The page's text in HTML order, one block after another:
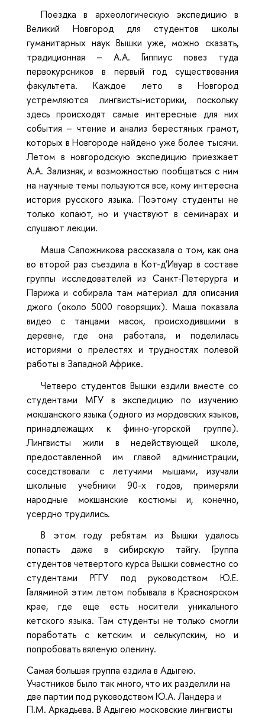
Поездка в археологическую экспедицию в
Великий Новгород для студентов школы
гуманитарных наук Вышки уже, можно сказать,
традиционная – А.А. Гиппиус повез туда
первокурсников в первый год существования
факультета. Каждое лето в Новгород
устремляются лингвисты-историки, поскольку
здесь происходят самые интересные для них
события – чтение и анализ берестяных грамот,
которых в Новгороде найдено уже более тысячи.
Летом в новгородскую экспедицию приезжает
А.А. Зализняк, и возможностью пообщаться с ним
на научные темы пользуются все, кому интересна
история русского языка. Поэтому студенты не
только копают, но и участвуют в семинарах и
слушают лекции.
Маша Сапожникова рассказала о том, как она
во второй раз съездила в Кот-д’Ивуар в составе
группы исследователей из Санкт-Петерурга и
Парижа и собирала там материал для описания
джого (около 5000 говорящих). Маша показала
видео с танцами масок, происходившими в
деревне, где она работала, и поделилась
историями о прелестях и трудностях полевой
работы в Западной Африке.
Четверо студентов Вышки ездили вместе со
студентами МГУ в экспедицию по изучению
мокшанского языка (одного из мордовских языков,
принадлежащих к финно-угорской группе).
Лингвисты жили в недействующей школе,
предоставленной им главой администрации,
соседствовали с летучими мышами, изучали
школьные учебники 90-х годов, примеряли
народные мокшанские костюмы и, конечно,
усердно трудились.
В этом году ребятам из Вышки удалось
попасть даже в сибирскую тайгу. Группа
студентов четвертого курса Вышки совместно со
студентами РГГУ под руководством Ю.Е.
Галяминой этим летом побывала в Красноярском
крае, где еще есть носители уникального
кетского языка. Там студенты не только смогли
поработать с кетским и селькупским, но и
попробовать вяленую оленину.
Самая большая группа ездила в Адыгею.
Участников было так много, что их разделили на
две партии под руководством Ю.А. Ландера и
П.М. Аркадьева. В Адыгею московские лингвисты